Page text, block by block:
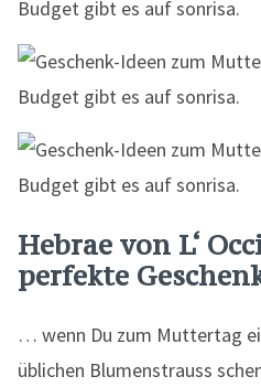
Hebrae von L‘
perfekte
… wenn Du zum Muttertag
üblichen Blumenstrauss